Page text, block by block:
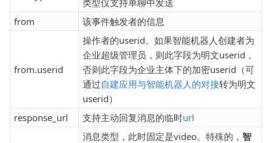
from
该事件触发者的信息
from.userid
操作者的userid。如果智能机器人创建者为
企业超级管理员，则此字段为明文userid，
否则此字段为企业主体下的加密userid（可
通过自建应用与智能机器人的对接转为明文
userid）
response_url
支持主动回复消息的临时url
消息类型，此时固定是video。特殊的， 智